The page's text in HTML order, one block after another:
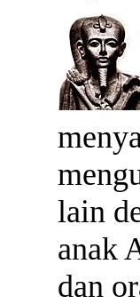
lain
anak
dan